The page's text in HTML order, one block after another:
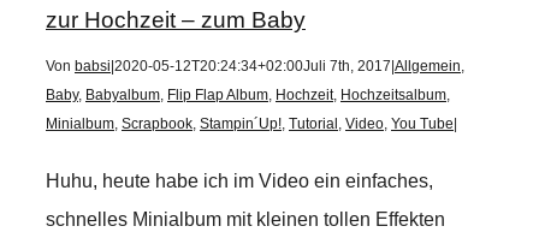
zur Hochzeit – zum Baby
Von babsi 2020-05-12T20:24:34+02:00Juli 7th, 2017 Allgemein,
Baby, Babyalbum, Flip Flap Album, Hochzeit, Hochzeitsalbum,
Minialbum, Scrapbook, Stampin´Up!, Tutorial , Video, You Tube
Huhu, heute habe ich im Video ein einfaches,
schnelles Minialbum mit kleinen tollen Effekten